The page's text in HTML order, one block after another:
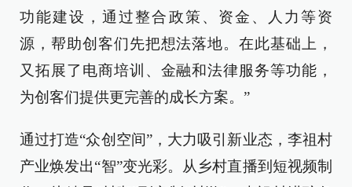
功能建设，通过整合政策、资金、人力等资
源，帮助创客们先把想法落地。在此基础上，
又拓展了电商培训、金融和法律服务等功能，
为创客们提供更完善的成长方案。”
通过打造“众创空间”，大力吸引新业态，李祖村
产业焕发出“智”变光彩。从乡村直播到短视频制